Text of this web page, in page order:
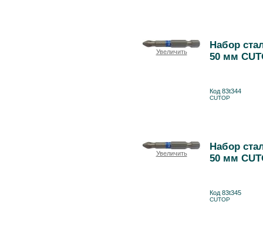
Увеличить
Набор
50 мм
Код 83t344
CUTOP
Увеличить
Набор
50 мм
Код 83t345
CUTOP